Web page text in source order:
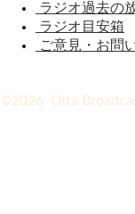
ラジオ過去の
ラジオ目安箱
ご意見・お問
©2026 Oita